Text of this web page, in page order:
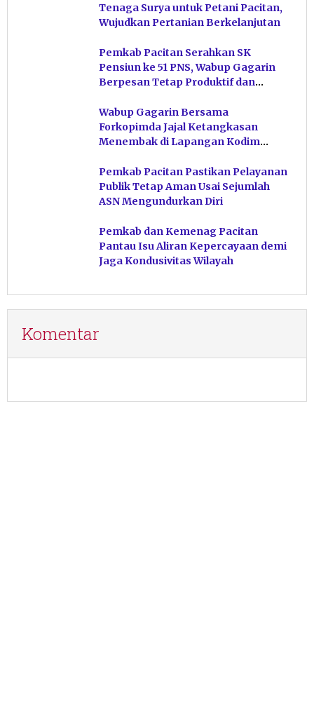
Tenaga Surya untuk Petani Pacitan,
Wujudkan Pertanian Berkelanjutan
Pemkab Pacitan Serahkan SK
Pensiun ke 51 PNS, Wabup Gagarin
Berpesan Tetap Produktif dan
Wabup Gagarin Bersama
Forkopimda Jajal Ketangkasan
Menembak di Lapangan Kodim
Pemkab Pacitan Pastikan Pelayanan
Publik Tetap Aman Usai Sejumlah
ASN Mengundurkan Diri
Pemkab dan Kemenag Pacitan
Pantau Isu Aliran Kepercayaan demi
Jaga Kondusivitas Wilayah
Komentar